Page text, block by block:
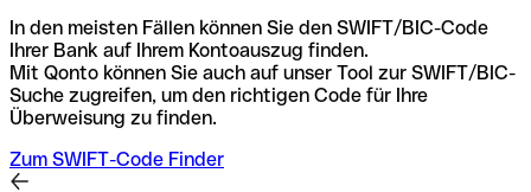
In den meisten Fällen können Sie den SWIFT/BIC-Code
Ihrer Bank auf Ihrem Kontoauszug finden.
Mit Qonto können Sie auch auf unser Tool zur SWIFT/BIC-
Suche zugreifen, um den richtigen Code für Ihre
Überweisung zu finden.
Zum SWIFT-Code Finder